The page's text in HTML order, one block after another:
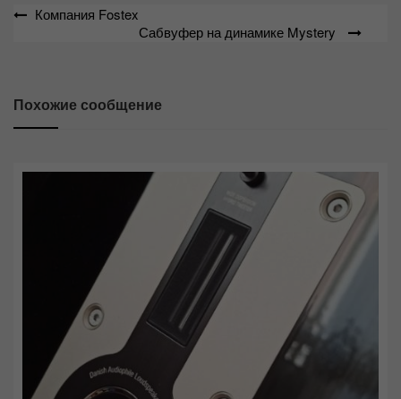
Навигация
Компания Fostex
Сабвуфер на динамике Mystery
Похожие сообщение